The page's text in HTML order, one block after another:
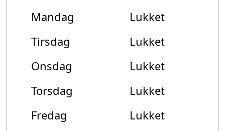
Mandag
Lukket
Tirsdag
Lukket
Onsdag
Lukket
Torsdag
Lukket
Fredag
Lukket